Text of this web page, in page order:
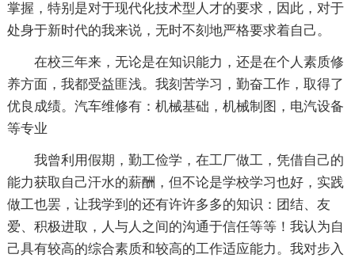
掌握，特别是对于现代化技术型人才的要求，因此，对于
处身于新时代的我来说，无时不刻地严格要求着自己。
在校三年来，无论是在知识能力，还是在个人素质修
养方面，我都受益匪浅。我刻苦学习，勤奋工作，取得了
优良成绩。汽车维修有：机械基础，机械制图，电汽设备
等专业
我曾利用假期，勤工俭学，在工厂做工，凭借自己的
能力获取自己汗水的薪酬，但不论是学校学习也好，实践
做工也罢，让我学到的还有许许多多的知识：团结、友
爱、积极进取，人与人之间的沟通于信任等等！我认为自
己具有较高的综合素质和较高的工作适应能力。我对步入